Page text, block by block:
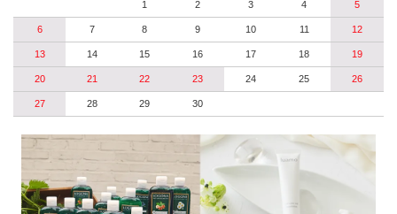
1 2 3 4 5
6 7 8 9 10 11 12
13 14 15 16 17 18 19
20 21 22 23 24 25 26
27 28 29 30